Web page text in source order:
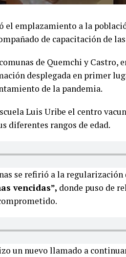
emplazamiento a la
de capacitación de
de Quemchi y Castro,
desplegada en primer
de la pandemia.
Luis Uribe el centro
diferentes rangos de edad.
se refirió a la regularización
vencidas”, donde puso de
un nuevo llamado a